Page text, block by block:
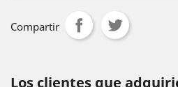
Compartir
Los clientes que